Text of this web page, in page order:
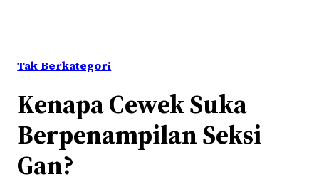
Tak Berkategori
Kenapa Cewek Suka
Berpenampilan Seksi
Gan?